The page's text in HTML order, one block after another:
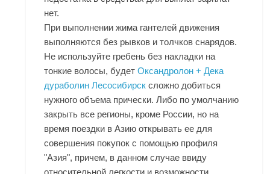
нет.
При выполнении жима гантелей движения
выполняются без рывков и толчков снарядов.
Не используйте гребень без накладки на
тонкие волосы, будетОксандролон + Дека
дураболин Лесосибирск сложно добиться
нужного объема прически. Либо по умолчанию
закрыть все регионы, кроме России, но на
время поездки в Азию открывать ее для
совершения покупок с помощью профиля
"Азия", причем, в данном случае ввиду
относительной легкости и возможности